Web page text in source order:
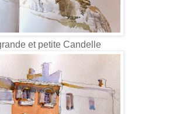
et petite Candelle